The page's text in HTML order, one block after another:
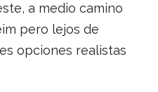
a medio camino
pero lejos de
opciones realistas